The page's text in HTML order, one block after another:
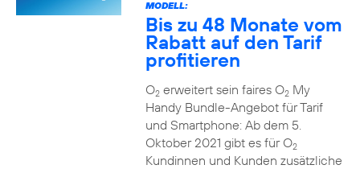
MODELL:
Bis zu 48 Monate vom
Rabatt auf den Tarif
profitieren
O2erweitert sein faires O2My
Handy Bundle-Angebot für Tarif
und Smartphone: Ab dem 5.
Oktober 2021 gibt es für O2
Kundinnen und Kunden zusätzliche